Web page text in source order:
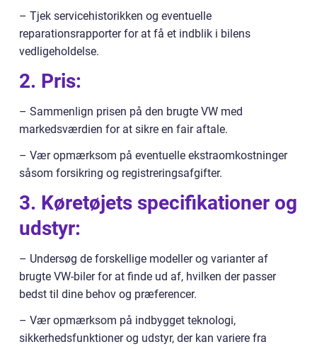
– Tjek servicehistorikken og eventuelle
reparationsrapporter for at få et indblik i bilens
vedligeholdelse.
2. Pris:
– Sammenlign prisen på den brugte VW med
markedsværdien for at sikre en fair aftale.
– Vær opmærksom på eventuelle ekstraomkostninger
såsom forsikring og registreringsafgifter.
3. Køretøjets specifikationer og
udstyr:
– Undersøg de forskellige modeller og varianter af
brugte VW-biler for at finde ud af, hvilken der passer
bedst til dine behov og præferencer.
– Vær opmærksom på indbygget teknologi,
sikkerhedsfunktioner og udstyr, der kan variere fra